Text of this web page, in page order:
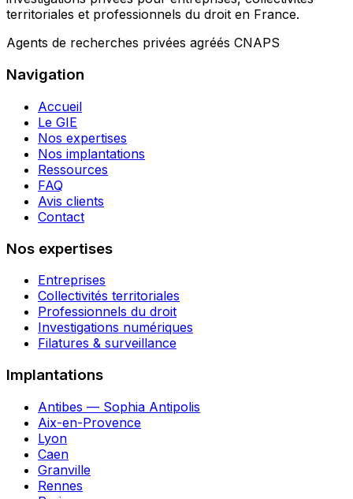
territoriales et professionnels du droit en France.
Agents de recherches privées agréés CNAPS
Navigation
Accueil
Le GIE
Nos expertises
Nos implantations
Ressources
FAQ
Avis clients
Contact
Nos expertises
Entreprises
Collectivités territoriales
Professionnels du droit
Investigations numériques
Filatures & surveillance
Implantations
Antibes — Sophia Antipolis
Aix-en-Provence
Lyon
Caen
Granville
Rennes